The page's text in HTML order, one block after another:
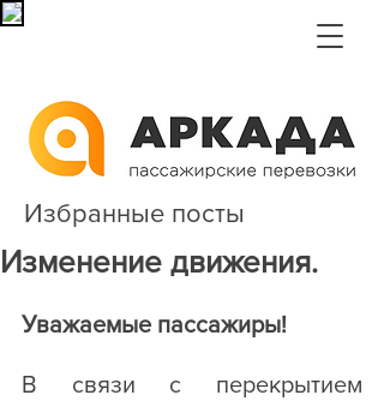
Избранные посты
Изменение движения.
Уважаемые пассажиры!
В связи с перекрытием